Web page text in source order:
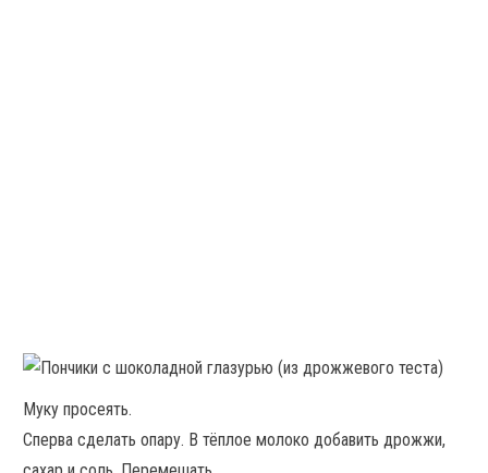
Муку просеять.
Сперва сделать опару. В тёплое молоко добавить дрожжи,